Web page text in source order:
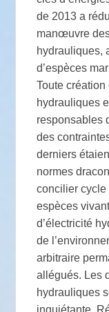
de 2013 a
manœuvre
hydrauliques,
d’espèces
Toute
hydrauliques
responsables
des
derniers
normes
concilier cycle
espèces
d’électricité
de
arbitraire
allégués. Les
hydrauliques
inquiétante.